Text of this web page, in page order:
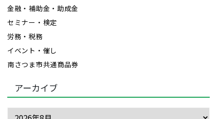
金融・補助金・助成金
セミナー・検定
労務・税務
イベント・催し
南さつま市共通商品券
アーカイブ